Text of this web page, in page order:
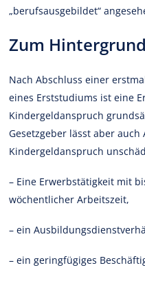
„berufsausgebildet“
Zum Hintergrund
Nach Abschluss einer
eines Erststudiums ist eine
Kindergeldanspruch
Gesetzgeber lässt aber
Kindergeldanspruch
– Eine Erwerbstätigkeit mit
wöchentlicher Arbeitszeit,
– ein
– ein geringfügiges